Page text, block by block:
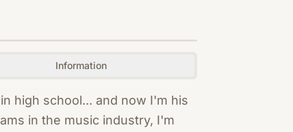
Information
high school... and now I'm his